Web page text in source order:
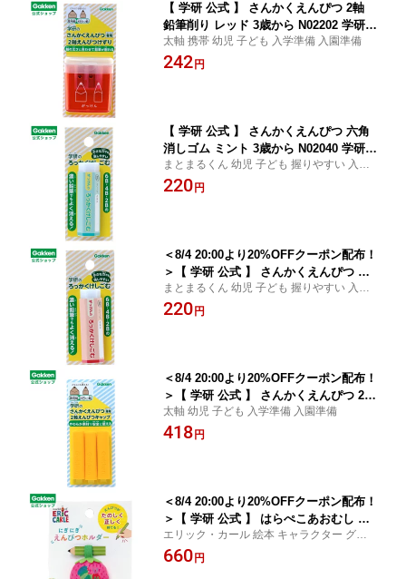
【 学研 公式 】 さんかくえんぴつ 2軸
鉛筆削り レッド 3歳から N02202 学研ス
テイフル 文具 雑貨
太軸 携帯 幼児 子ども 入学準備 入園準備
242 円
【 学研 公式 】 さんかくえんぴつ 六角
消しゴム ミント 3歳から N02040 学研ス
テイフル 文具 雑貨
まとまるくん 幼児 子ども 握りやすい 入学
準備 入園準備
220 円
＜8/4 20:00より20%OFFクーポン配布！
＞【 学研 公式 】 さんかくえんぴつ 六
角 消しゴム レッド 3歳から N02041 学
研ステイフル 文具 雑貨
まとまるくん 幼児 子ども 握りやすい 入学
準備 入園準備
220 円
＜8/4 20:00より20%OFFクーポン配布！
＞【 学研 公式 】 さんかくえんぴつ 2軸
鉛筆 キャップ イエロー 3歳から N03802
学研ステイフル 文具 雑貨
太軸 幼児 子ども 入学準備 入園準備
418 円
＜8/4 20:00より20%OFFクーポン配布！
＞【 学研 公式 】 はらぺこあおむし え
んぴつ ホルダー あおむし 3歳から N060
23 学研ステイフル 文具 雑貨
エリック・カール 絵本 キャラクター グッ
ズ 鉛筆の持ち方 知育 入学準備 入園準備
660 円